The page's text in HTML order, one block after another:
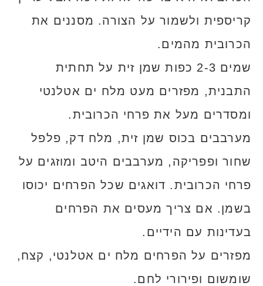
קריספית ולשמור על הצורה. מסננים את
הכרובית מהמים.
שמים 2-3 כפות שמן זית על תחתית
התבנית, מפזרים מעט מלח ים אטלנטי
ומסדרים מעל את פרחי הכרובית.
מערבבים בכוס שמן זית, מלח דק, פלפל
שחור ופפריקה, מערבבים היטב ומוזגים על
פרחי הכרובית. דואגים שכל הפרחים יכוסו
בשמן. אם צריך מעסים את הפרחים
בעדינות עם הידיים.
מפזרים על הפרחים מלח ים אטלנטי, קצח,
שומשום ופירורי לחם.